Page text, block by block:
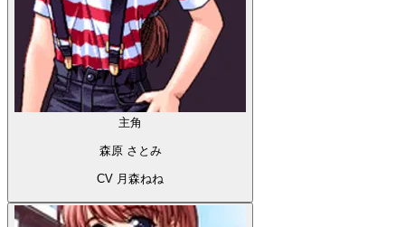
主角
森原 さとみ
CV 月森ねね